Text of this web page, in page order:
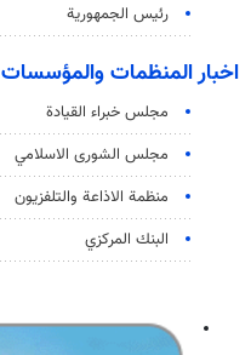
رئيس الجمهورية
اخبار المنظمات والمؤسسات
مجلس خبراء القيادة
مجلس الشورى الاسلامي
منظمة الاذاعة والتلفزیون
البنك المركزي